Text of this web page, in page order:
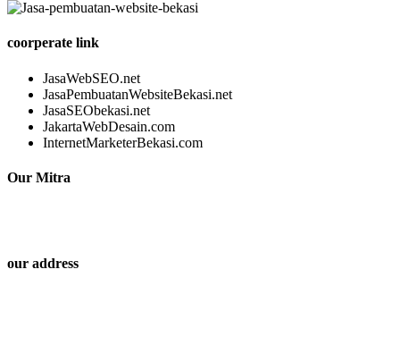
coorperate link
JasaWebSEO.net
JasaPembuatanWebsiteBekasi.net
JasaSEObekasi.net
JakartaWebDesain.com
InternetMarketerBekasi.com
Our Mitra
our address